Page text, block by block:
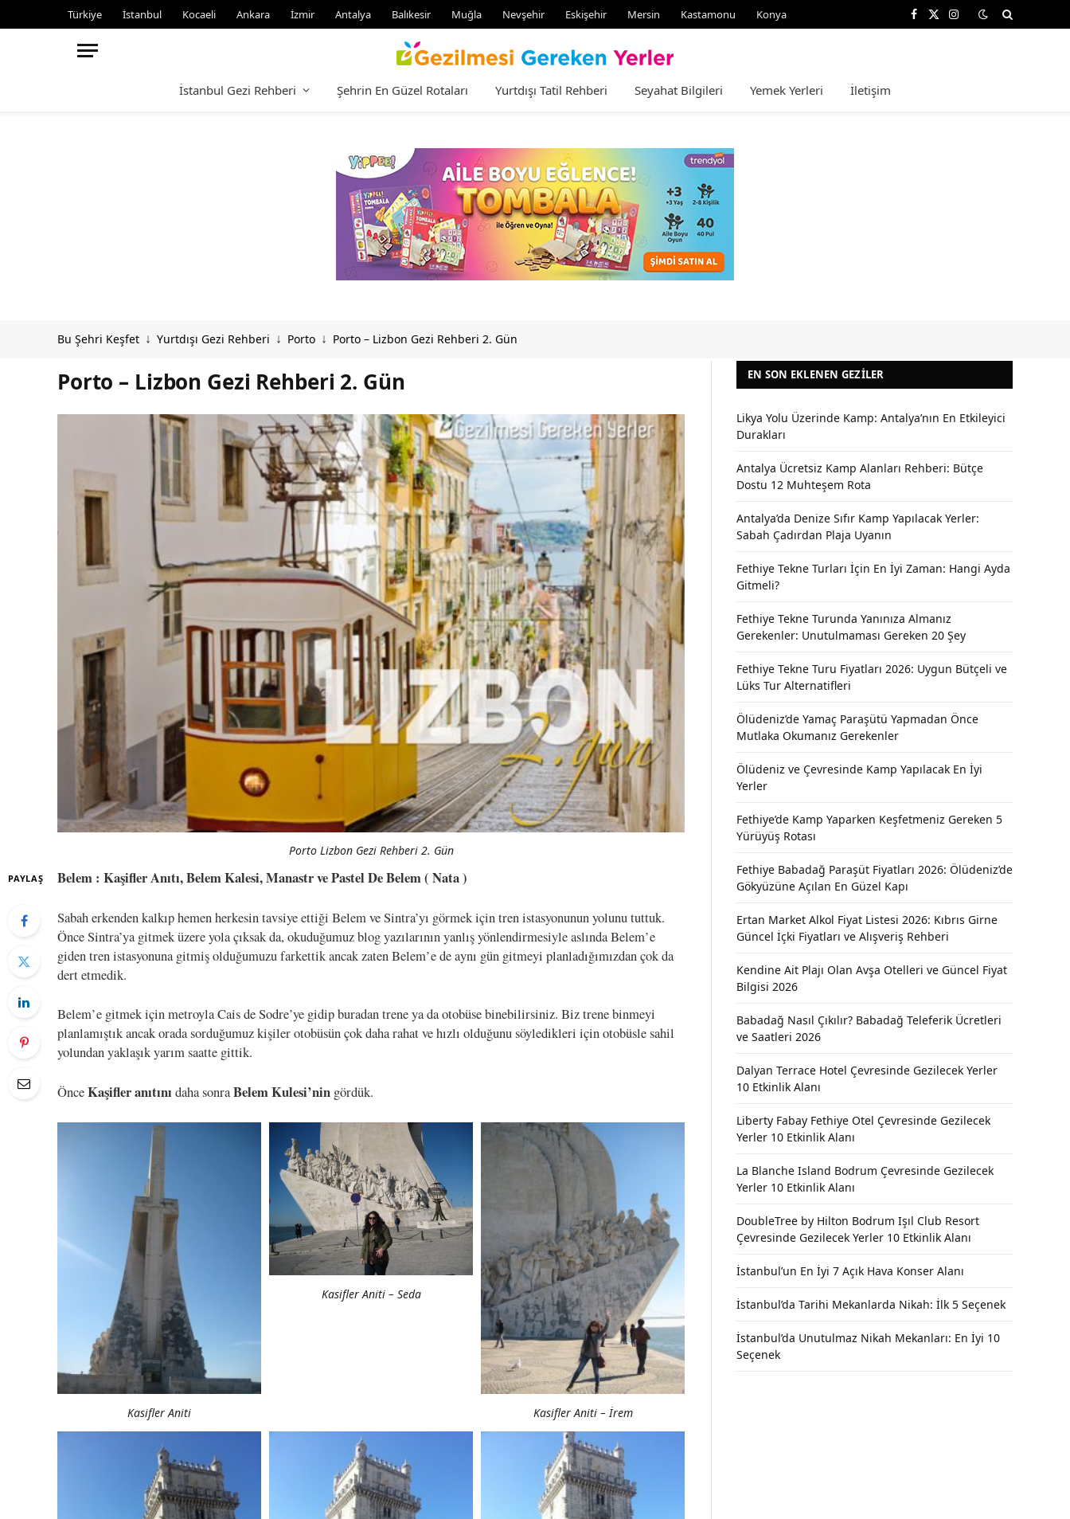
Türkiye İstanbul Kocaeli Ankara İzmir Antalya Balıkesir Muğla Nevşehir Eskişehir Mersin Kastamonu Konya Facebook
X
Instagram
İstanbul Gezi Rehberi Şehrin En Güzel Rotaları Yurtdışı Tatil Rehberi Seyahat Bilgileri Yemek Yerleri İletişim
Bu Şehri Keşfet ↓ Yurtdışı Gezi Rehberi ↓ Porto ↓ Porto – Lizbon Gezi Rehberi 2. Gün
Porto – Lizbon Gezi Rehberi 2. Gün
Porto Lizbon Gezi Rehberi 2. Gün
PAYLAŞ Belem : Kaşifler Anıtı, Belem Kalesi, Manastr ve Pastel De Belem ( Nata )
Sabah erkenden kalkıp hemen herkesin tavsiye ettiği Belem ve Sintra’yı görmek için tren istasyonunun yolunu tuttuk.
Önce Sintra’ya gitmek üzere yola çıksak da, okuduğumuz blog yazılarının yanlış yönlendirmesiyle aslında Belem’e
giden tren istasyonuna gitmiş olduğumuzu farkettik ancak zaten Belem’e de aynı gün gitmeyi planladığımızdan çok da
dert etmedik.
Belem’e gitmek için metroyla Cais de Sodre’ye gidip buradan trene ya da otobüse binebilirsiniz. Biz trene binmeyi
planlamıştık ancak orada sorduğumuz kişiler otobüsün çok daha rahat ve hızlı olduğunu söyledikleri için otobüsle sahil
yolundan yaklaşık yarım saatte gittik.
ÖnceKaşifler anıtını daha sonraBelem Kulesi’nin gördük.
Kasifler Aniti
Kasifler Aniti – Seda
Kasifler Aniti – İrem
EN SON EKLENEN GEZILER
Likya Yolu Üzerinde Kamp: Antalya’nın En Etkileyici
Durakları
Antalya Ücretsiz Kamp Alanları Rehberi: Bütçe
Dostu 12 Muhteşem Rota
Antalya’da Denize Sıfır Kamp Yapılacak Yerler:
Sabah Çadırdan Plaja Uyanın
Fethiye Tekne Turları İçin En İyi Zaman: Hangi Ayda
Gitmeli?
Fethiye Tekne Turunda Yanınıza Almanız
Gerekenler: Unutulmaması Gereken 20 Şey
Fethiye Tekne Turu Fiyatları 2026: Uygun Bütçeli ve
Lüks Tur Alternatifleri
Ölüdeniz’de Yamaç Paraşütü Yapmadan Önce
Mutlaka Okumanız Gerekenler
Ölüdeniz ve Çevresinde Kamp Yapılacak En İyi
Yerler
Fethiye’de Kamp Yaparken Keşfetmeniz Gereken 5
Yürüyüş Rotası
Fethiye Babadağ Paraşüt Fiyatları 2026: Ölüdeniz’de
Gökyüzüne Açılan En Güzel Kapı
Ertan Market Alkol Fiyat Listesi 2026: Kıbrıs Girne
Güncel İçki Fiyatları ve Alışveriş Rehberi
Kendine Ait Plajı Olan Avşa Otelleri ve Güncel Fiyat
Bilgisi 2026
Babadağ Nasıl Çıkılır? Babadağ Teleferik Ücretleri
ve Saatleri 2026
Dalyan Terrace Hotel Çevresinde Gezilecek Yerler
10 Etkinlik Alanı
Liberty Fabay Fethiye Otel Çevresinde Gezilecek
Yerler 10 Etkinlik Alanı
La Blanche Island Bodrum Çevresinde Gezilecek
Yerler 10 Etkinlik Alanı
DoubleTree by Hilton Bodrum Işıl Club Resort
Çevresinde Gezilecek Yerler 10 Etkinlik Alanı
İstanbul’un En İyi 7 Açık Hava Konser Alanı
İstanbul’da Tarihi Mekanlarda Nikah: İlk 5 Seçenek
İstanbul’da Unutulmaz Nikah Mekanları: En İyi 10
Seçenek